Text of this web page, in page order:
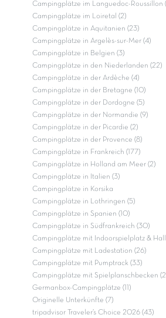
Campingplätze im Languedoc-Roussillon
Campingplätze im Loiretal (2)
Campingplätze in Aquitanien (23)
Campingplätze in Argelès-sur-Mer (4)
Campingplätze in Belgien (3)
Campingplätze in den Niederlanden (22)
Campingplätze in der Ardèche (4)
Campingplätze in der Bretagne (10)
Campingplätze in der Dordogne (5)
Campingplätze in der Normandie (9)
Campingplätze in der Picardie (2)
Campingplätze in der Provence (8)
Campingplätze in Frankreich (177)
Campingplätze in Holland am Meer (2)
Campingplätze in Italien (3)
Campingplätze in Korsika
Campingplätze in Lothringen (5)
Campingplätze in Spanien (10)
Campingplätze in Südfrankreich (30)
Campingplätze mit Indoorspielplatz &
Campingplätze mit Ladestation (26)
Campingplätze mit Pumptrack (33)
Campingplätze mit Spielplanschbecken
Germanbox-Campingplätze (11)
Originelle Unterkünfte (7)
tripadvisor Traveler’s Choice 2026 (43)